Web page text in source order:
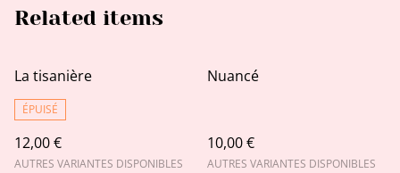
Related items
La tisanière
ÉPUISÉ
12,00 €
AUTRES VARIANTES DISPONIBLES
Nuancé
10,00 €
AUTRES VARIANTES DISPONIBLES